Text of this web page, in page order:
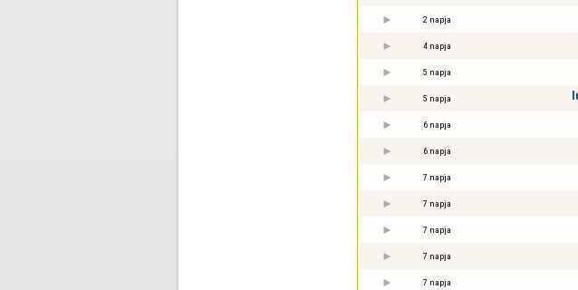
2 napja
4 napja
5 napja
5 napja
6 napja
6 napja
7 napja
7 napja
7 napja
7 napja
7 napja